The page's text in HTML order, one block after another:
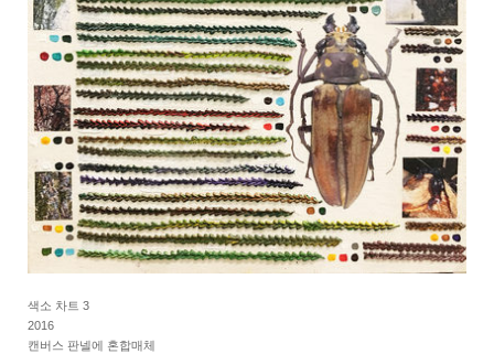
색소 차트 3
2016
캔버스 판넬에 혼합매체